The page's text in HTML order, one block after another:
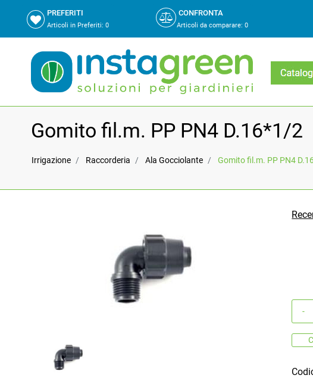
PREFERITI
Articoli in Preferiti: 0
CONFRONTA
Articoli da comparare: 0
Gomito fil.m. PP PN4 D.16*1/2
Irrigazione Raccorderia Ala Gocciolante Gomito fil.m. PP PN4